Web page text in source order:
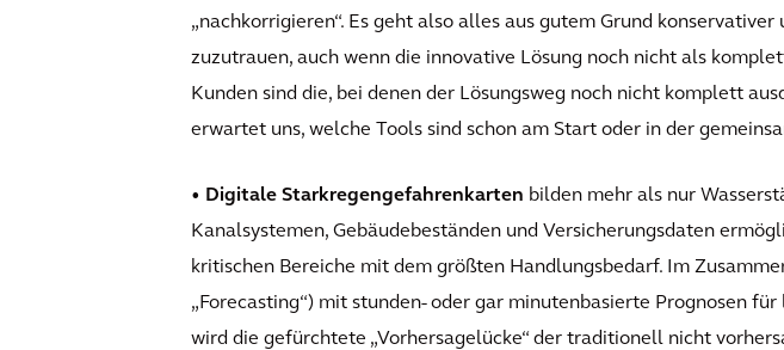
„nachkorrigieren“. Es geht also alles aus gutem Grund
zuzutrauen, auch wenn die innovative Lösung noch nicht als
Kunden sind die, bei denen der Lösungsweg noch nicht komplett
erwartet uns, welche Tools sind schon am Start oder in der
• Digitale Starkregengefahrenkarten bilden mehr als nur
Kanalsystemen, Gebäudebeständen und Versicherungsdaten
kritischen Bereiche mit dem größten Handlungsbedarf. Im
„Forecasting“) mit stunden- oder gar minutenbasierte Prognosen
wird die gefürchtete „Vorhersagelücke“ der traditionell nicht